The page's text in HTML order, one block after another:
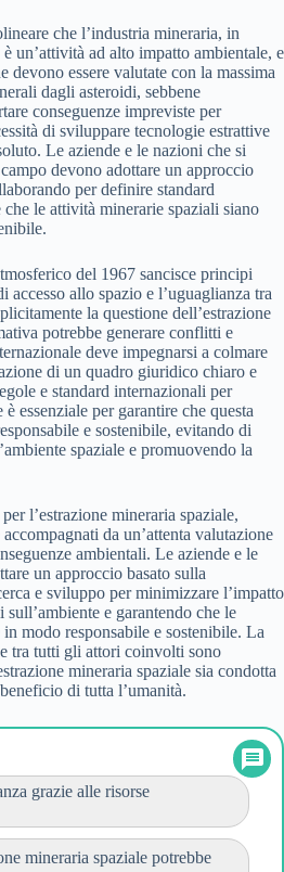
che l’industria mineraria, in
un’attività ad alto impatto ambientale, e
essere valutate con la massima
dagli asteroidi, sebbene
conseguenze impreviste per
di sviluppare tecnologie estrattive
Le aziende e le nazioni che si
devono adottare un approccio
per definire standard
le attività minerarie spaziali siano
del 1967 sancisce principi
allo spazio e l’uguaglianza tra
la questione dell’estrazione
potrebbe generare conflitti e
deve impegnarsi a colmare
di un quadro giuridico chiaro e
e standard internazionali per
essenziale per garantire che questa
e sostenibile, evitando di
spaziale e promuovendo la
l’estrazione mineraria spaziale,
da un’attenta valutazione
ambientali. Le aziende e le
un approccio basato sulla
e sviluppo per minimizzare l’impatto
e garantendo che le
modo responsabile e sostenibile. La
tra tutti gli attori coinvolti sono
mineraria spaziale sia condotta
di tutta l’umanità.
grazie alle risorse
mineraria spaziale potrebbe